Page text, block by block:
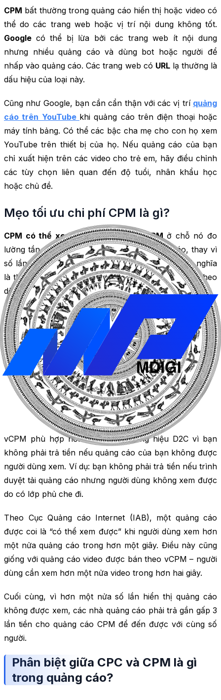
CPM bất thường trong quảng cáo hiển thị hoặc video có
thể do các trang web hoặc vị trí nội dung không tốt.
Google có thể bị lừa bởi các trang web ít nội dung
nhưng nhiều quảng cáo và dùng bot hoặc người để
nhấp vào quảng cáo. Các trang web có URLlạ thường là
dấu hiệu của loại này.
Cũng như Google, bạn cần cẩn thận với các vị trí quảng
cáo trên YouTube khi quảng cáo trên điện thoại hoặc
máy tính bảng. Có thể các bậc cha mẹ cho con họ xem
YouTube trên thiết bị của họ. Nếu quảng cáo của bạn
chỉ xuất hiện trên các video cho trẻ em, hãy điều chỉnh
các tùy chọn liên quan đến độ tuổi, nhân khẩu học
hoặc chủ đề.
Mẹo tối ưu chi phí CPM là gì?
CPM có thể xem (vCPM)khác vớiCPM ở chỗ nó đo
lường tần suất người dùng nhìn thấy quảng cáo, thay vì
số lầntrình duyệttải quảng cáo đó. Điều này có nghĩa
là thay vì theo dõi giá mỗi nghìn lần hiển thị,vCPMtheo
dõi chi phí cho mỗi nghìn lần hiển thị có thể xem.
vCPM phù hợp hơn cho các thương hiệu D2C vì bạn
không phải trả tiền nếu quảng cáo của bạn không được
người dùng xem. Ví dụ: bạn không phải trả tiền nếu trình
duyệt tải quảng cáo nhưng người dùng không xem được
do có lớp phủ che đi.
Theo Cục Quảng cáo Internet (IAB), một quảng cáo
được coi là “có thể xem được” khi người dùng xem hơn
một nửa quảng cáo trong hơn một giây. Điều này cũng
giống với quảng cáo video được bán theo vCPM – người
dùng cần xem hơn một nửa video trong hơn hai giây.
Cuối cùng, vì hơn một nửa số lần hiển thị quảng cáo
không được xem, các nhà quảng cáo phải trả gần gấp 3
lần tiền cho quảng cáo CPM để đến được với cùng số
người.
Phân biệt giữa CPC và CPM là gì
trong quảng cáo?